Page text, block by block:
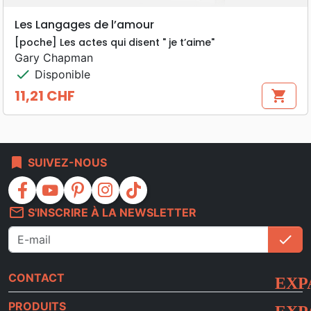
Les Langages de l’amour
[poche] Les actes qui disent " je t’aime"
Gary Chapman
check Disponible
Prix
11,21 CHF shopping_cart
bookmark SUIVEZ-NOUS
facebook youtube pinterest instagram
tiktok
mail_outline S'INSCRIRE À LA NEWSLETTER
check
CONTACT
PRODUITS